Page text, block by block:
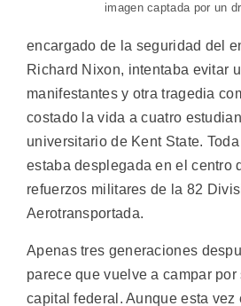
imagen captada por un
encargado de la seguridad del
Richard Nixon, intentaba evitar
manifestantes y otra tragedia
costado la vida a cuatro
universitario de Kent State.
estaba desplegada en el centro
refuerzos militares de la 82
Aerotransportada.
Apenas tres generaciones
parece que vuelve a campar
capital federal. Aunque esta